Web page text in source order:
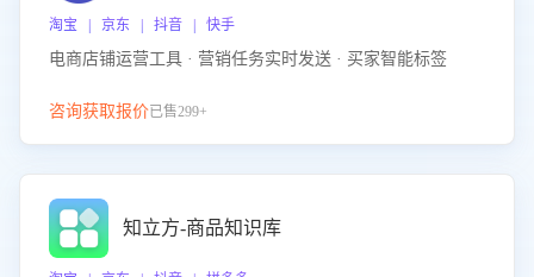
淘宝 | 京东 | 抖音 | 快手
电商店铺运营工具 · 营销任务实时发送 · 买家智能标签
咨询获取报价已售299+
知立方-商品知识库